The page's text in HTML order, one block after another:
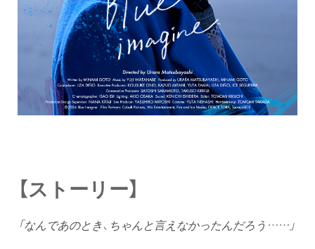
【ストーリー】
「なんであのとき、ちゃんと言えなかったんだろう……」